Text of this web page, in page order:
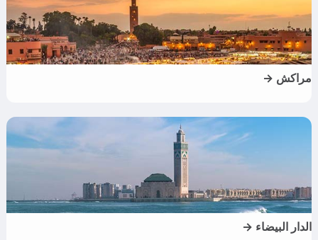
مراكش →
الدار البيضاء →